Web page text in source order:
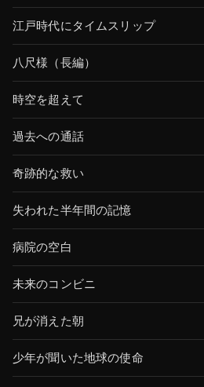
江戸時代にタイムスリップ
八尺様（長編）
時空を超えて
過去への通話
奇跡的な救い
失われた半年間の記憶
病院の空白
未来のコンビニ
兄が消えた朝
少年が聞いた地球の使命